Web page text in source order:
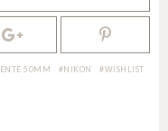
50MM NIKON WISHLIST